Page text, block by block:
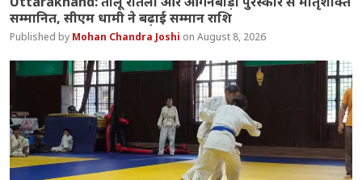
सम्मानित, सीएम धामी ने बढ़ाई सम्मान राशि
Mohan Chandra Joshi August 8, 2026